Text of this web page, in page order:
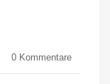
0 Kommentare